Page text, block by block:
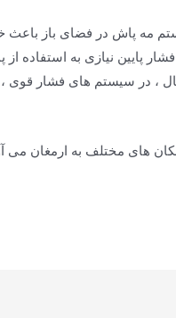
مه پاش در فضای باز
نیازی به استفاده
کوچک انجام داد. با این حال ، در
های مختلف به ارمغان می